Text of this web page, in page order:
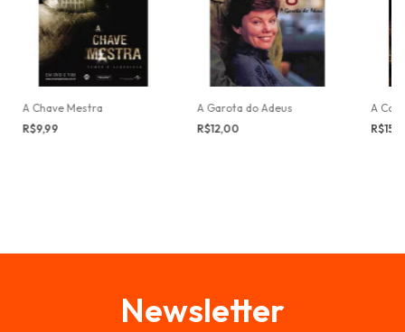
A Chave Mestra
R$9,99
A Garota do Adeus
R$12,00
A
Newsletter